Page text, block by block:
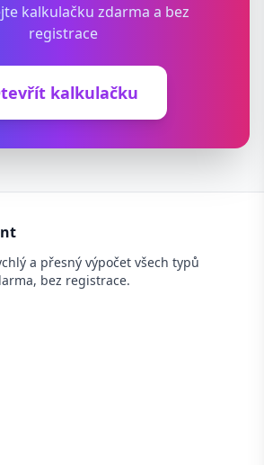
kalkulačku zdarma a bez
registrace
kalkulačku
a přesný výpočet všech typů
bez registrace.